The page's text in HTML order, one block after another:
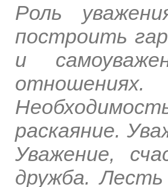
Роль
построить
и
раскаяние.
Уважение,
дружба.